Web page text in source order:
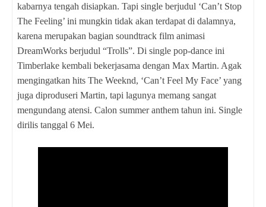
kabarnya tengah disiapkan. Tapi single berjudul ‘Can’t Stop
The Feeling’ ini mungkin tidak akan terdapat di dalamnya,
karena merupakan bagian soundtrack film animasi
DreamWorks berjudul “Trolls”. Di single pop-dance ini
Timberlake kembali bekerjasama dengan Max Martin. Agak
mengingatkan hits The Weeknd, ‘Can’t Feel My Face’ yang
juga diproduseri Martin, tapi lagunya memang sangat
mengundang atensi. Calon summer anthem tahun ini. Single
dirilis tanggal 6 Mei.